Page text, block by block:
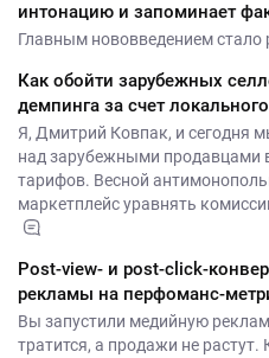
интонацию и запоминает
Главным нововведением стало
Как обойти зарубежных
демпинга за счет
Я, Дмитрий Ковпак, и сегодня
над зарубежными продавцами
тарифов. Весной
маркетплейс уравнять
Post-view- и post-click-
рекламы на перфоманс-
Вы запустили медийную
тратится, а продажи не растут.